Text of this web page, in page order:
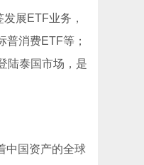
展ETF业务，
消费ETF等；
陆泰国市场，是
中国资产的全球